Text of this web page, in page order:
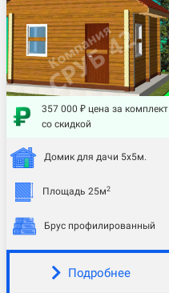
357 000 ₽ цена за комплект
со скидкой
Домик для дачи 5х5м.
Площадь 25м2
Брус профилированный
Подробнее